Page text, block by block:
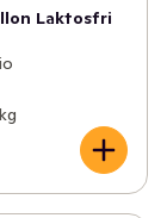
Laktosfri